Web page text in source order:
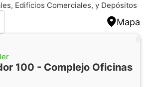
Edificios Comerciales, y Depósitos
Mapa
100 - Complejo Oficinas